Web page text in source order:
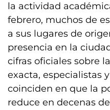
la actividad
febrero, muchos de
a sus lugares de
presencia en la
cifras oficiales sobre
exacta, especialistas
coinciden en que la
reduce en decenas